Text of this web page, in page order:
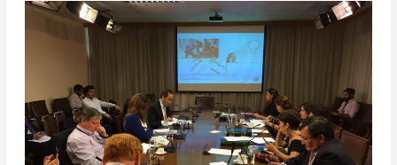
Debate
sobre
superior
en
Chile